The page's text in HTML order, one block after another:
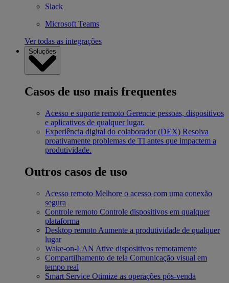
Slack
Microsoft Teams
Ver todas as integrações
Soluções
Casos de uso mais frequentes
Acesso e suporte remoto Gerencie pessoas, dispositivos
e aplicativos de qualquer lugar.
Experiência digital do colaborador (DEX) Resolva
proativamente problemas de TI antes que impactem a
produtividade.
Outros casos de uso
Acesso remoto Melhore o acesso com uma conexão
segura
Controle remoto Controle dispositivos em qualquer
plataforma
Desktop remoto Aumente a produtividade de qualquer
lugar
Wake-on-LAN Ative dispositivos remotamente
Compartilhamento de tela Comunicação visual em
tempo real
Smart Service Otimize as operações pós-venda